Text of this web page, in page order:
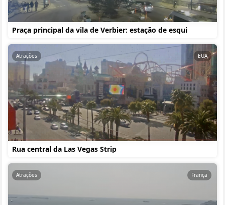
Praça principal da vila de Verbier: estação de esqui
Rua central da Las Vegas Strip
Atrações EUA
Atrações França